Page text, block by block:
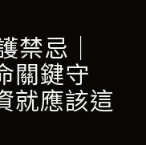
禁忌｜
關鍵守
就應該這